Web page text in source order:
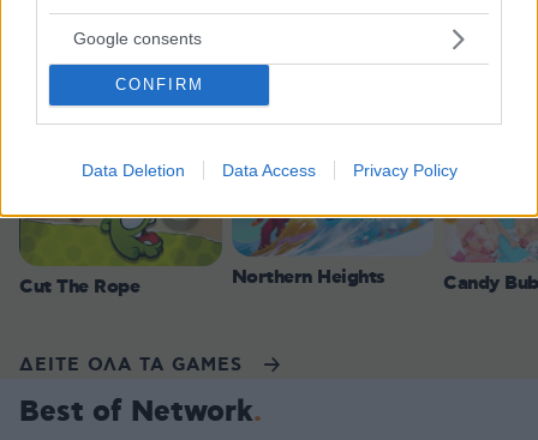
Google consents
CONFIRM
Data Deletion Data Access Privacy Policy
Games
Cut The Rope Northern Heights Candy
ΔΕΙΤΕ ΟΛΑ ΤΑ GAMES
Best of Network